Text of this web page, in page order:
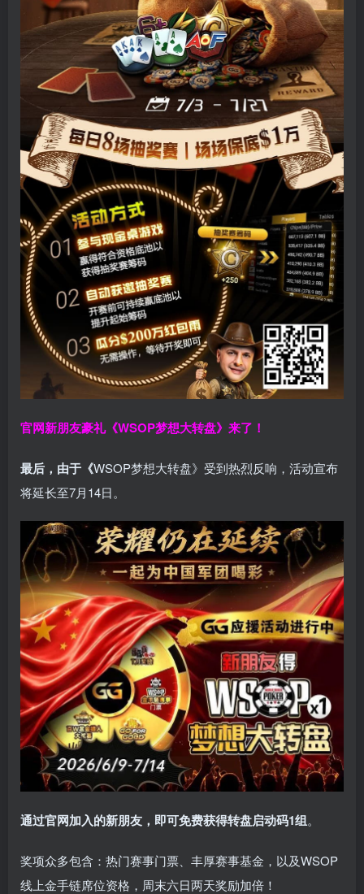
官网新朋友豪礼《WSOP梦想大转盘》来了！
最后，由于《WSOP梦想大转盘》受到热烈反响，活动宣布
将延长至7月14日。
通过官网加入的新朋友，即可免费获得转盘启动码1组。
奖项众多包含：热门赛事门票、丰厚赛事基金，以及WSOP
线上金手链席位资格， 周末六日两天奖励加倍！